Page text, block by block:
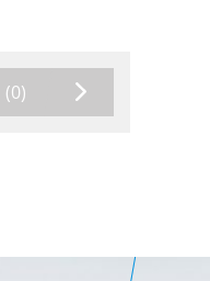
(0)